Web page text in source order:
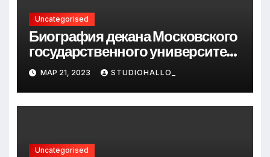
Uncategorised
Биография декана Московского
государственного университета
Андрея Сидорова — от студента
до руководителя
МАР 21, 2023 STUDIOHALLO_
Uncategorised